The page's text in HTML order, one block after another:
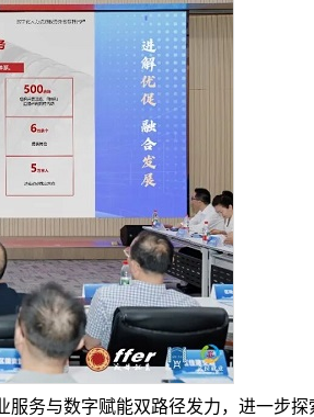
务与数字赋能双路径发力，进一步探